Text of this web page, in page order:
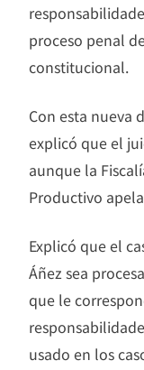
proceso penal
constitucional.
Con esta nueva
explicó que el
aunque la
Productivo
Explicó que el
Áñez sea
que le
usado en los